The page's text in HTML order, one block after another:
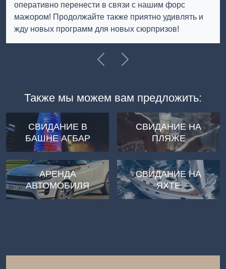
оперативно перенести в связи с нашим форс
мажором! Продолжайте также приятно удивлять и
жду новых программ для новых сюрпризов!
PreviousДалее
Также мы можем вам предложить:
СВИДАНИЕ В
БАШНЕ АГБАР
СВИДАНИЕ НА
ПЛЯЖЕ
АРЕНДА
АВТОМОБИЛЯ
СВИДАНИЕ НА
ЯХТЕ